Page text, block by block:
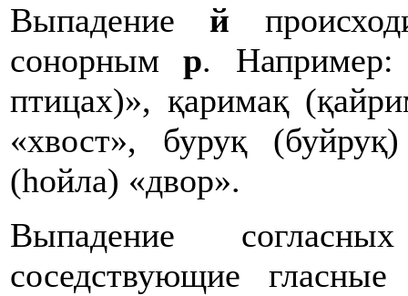
Выпадение й
сонорнымр. Например:
птицах)», қаримақ
«хвост», буруқ
(һойла) «двор».
Выпадение
соседствующие